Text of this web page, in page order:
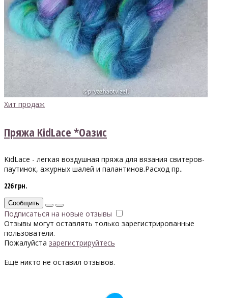
Хит продаж
Пряжа KidLace *Оазис
KidLace - легкая воздушная пряжа для вязания свитеров-
паутинок, ажурных шалей и палантинов.Расход пр..
226 грн.
Сообщить
Подписаться на новые отзывы
Отзывы могут оставлять только зарегистрированные
пользователи.
Пожалуйста зарегистрируйтесь
Ещё никто не оставил отзывов.